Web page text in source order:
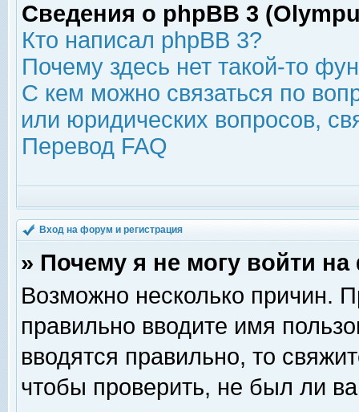
Сведения о phpBB 3
Кто написал phpBB 3?
Почему здесь нет такой-то
С кем можно связаться по
или юридических вопросов,
Перевод FAQ
Вход на форум и регистрация
» Почему я не могу войти
Возможно несколько причин.
правильно вводите имя
вводятся правильно, то
чтобы проверить, не был ли